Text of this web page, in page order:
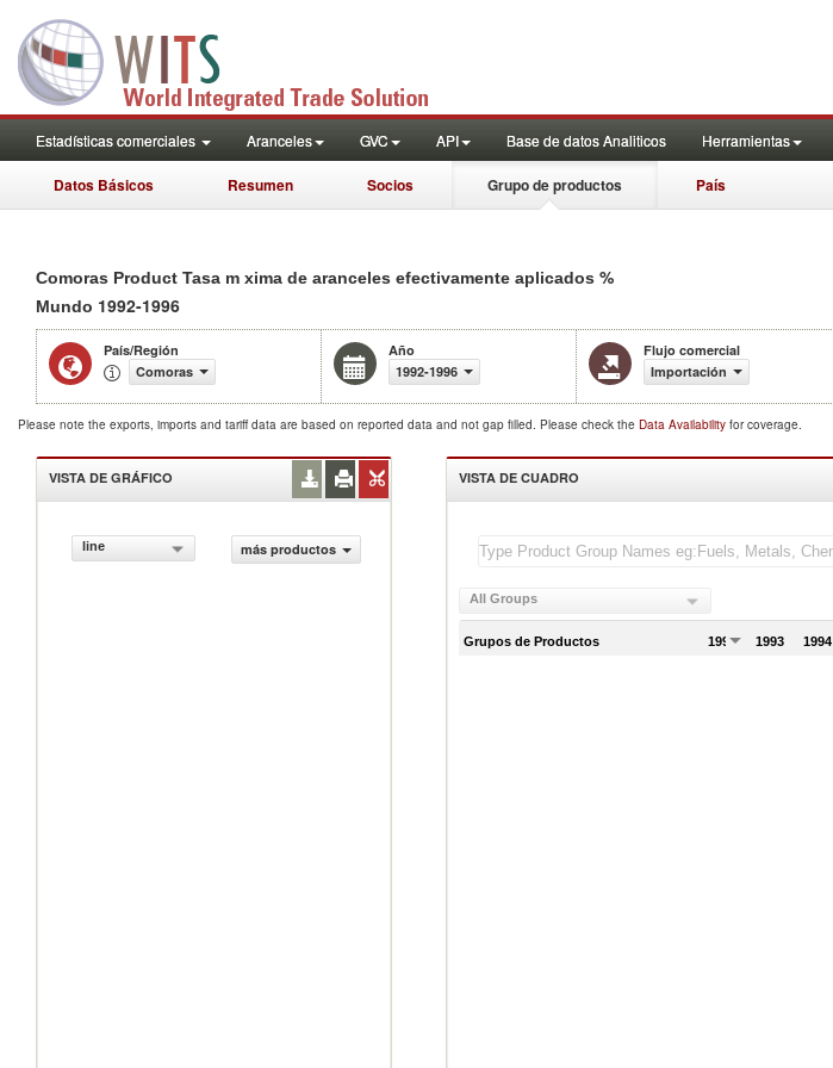
Estadísticas comerciales Aranceles GVC API Base de datos Analiticos Herramientas
Datos Básicos Resumen Socios Grupo de productos País
Comoras Product Tasa m xima de aranceles efectivamente aplicados %
Mundo 1992-1996
País/Región
Comoras
Año
1992-1996
Flujo comercial
Importación
Please note the exports, imports and tariff data are based on reported data and not gap filled. Please check the Data Availability for coverage.
VISTA DE GRÁFICO
line más productos
VISTA DE CUADRO
All Groups
Grupos de Productos 1992 1993 1994